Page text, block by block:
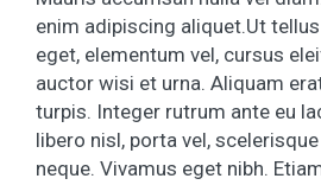
enim adipiscing aliquet.Ut
eget, elementum vel, cursus
auctor wisi et urna. Aliquam
turpis. Integer rutrum ante eu
libero nisl, porta vel,
neque. Vivamus eget nibh.